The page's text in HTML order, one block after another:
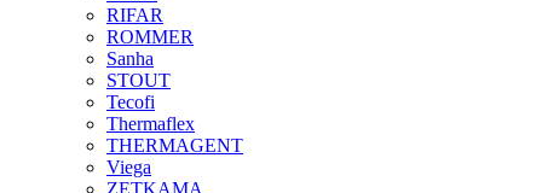
RIFAR
ROMMER
Sanha
STOUT
Tecofi
Thermaflex
THERMAGENT
Viega
ZETKAMA